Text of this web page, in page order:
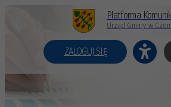
Platforma
Urząd Gminy w
ZALOGUJ SIĘ